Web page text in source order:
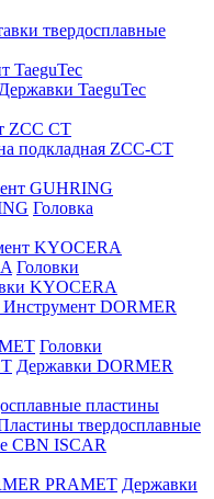
твердосплавные
TaeguTec
Державки TaeguTec
ZCС CT
подкладная ZCC-CT
GUHRING
Головка
KYOCERA
Головки
KYOCERA
Инструмент DORMER
Головки
Державки DORMER
пластины
твердосплавные
CBN ISCAR
PRAMET Державки